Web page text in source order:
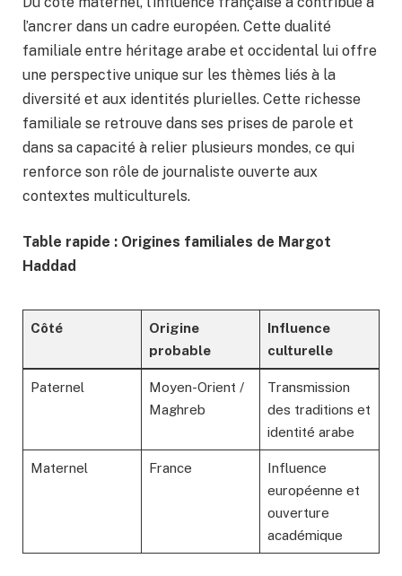
l’ancrer dans un cadre européen. Cette dualité
familiale entre héritage arabe et occidental lui offre
une perspective unique sur les thèmes liés à la
diversité et aux identités plurielles. Cette richesse
familiale se retrouve dans ses prises de parole et
dans sa capacité à relier plusieurs mondes, ce qui
renforce son rôle de journaliste ouverte aux
contextes multiculturels.
Table rapide : Origines familiales de Margot
Haddad
Côté
Origine
probable
Influence
culturelle
Paternel
Moyen-Orient /
Maghreb
Transmission
des traditions et
identité arabe
Maternel France
Influence
européenne et
ouverture
académique